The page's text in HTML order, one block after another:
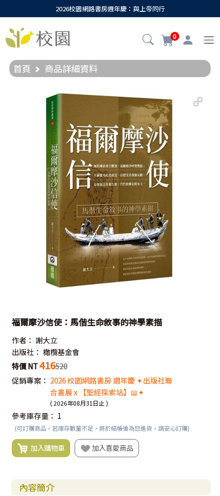
2026校園網路書房週年慶：與上帝同行
0
首頁 商品詳細資料
福爾摩沙信使：馬偕生命敘事的神學素描
作者： 謝大立
出版社： 橄欖基金會
特價 NT416520
促銷專案： 2026 校園網路書房 週年慶 ✦出版社聯
合書展 x 【聖經探索站】📖✦
( 2026年08月31日止 )
參考庫存量： 1
(可訂購商品，若庫存數量不足，將於結帳後為您進貨，請安心訂購)
加入購物車 加入喜愛商品
內容簡介